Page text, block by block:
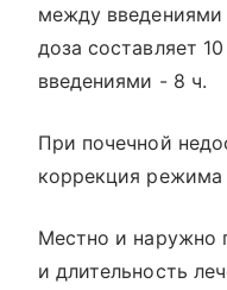
между
доза составляет
введениями - 8 ч.
При почечной
коррекция режима
Местно и наружно
и длительность